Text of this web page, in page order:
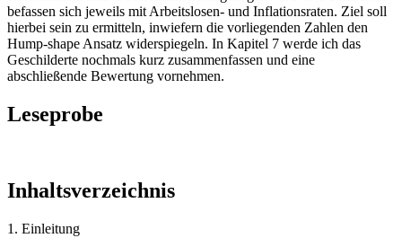
befassen sich jeweils mit Arbeitslosen- und Inflationsraten. Ziel soll
hierbei sein zu ermitteln, inwiefern die vorliegenden Zahlen den
Hump-shape Ansatz widerspiegeln. In Kapitel 7 werde ich das
Geschilderte nochmals kurz zusammenfassen und eine
abschließende Bewertung vornehmen.
Leseprobe
Inhaltsverzeichnis
1. Einleitung